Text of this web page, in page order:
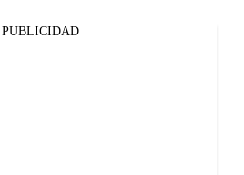
PUBLICIDAD